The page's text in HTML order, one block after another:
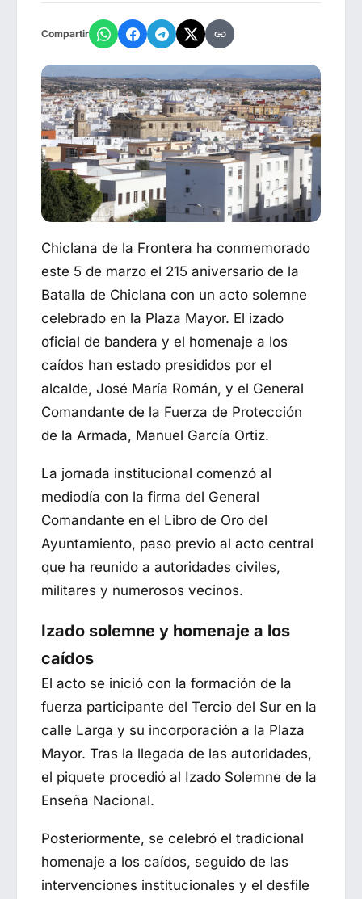
Compartir
Chiclana de la Frontera ha conmemorado
este 5 de marzo el 215 aniversario de la
Batalla de Chiclana con un acto solemne
celebrado en la Plaza Mayor. El izado
oficial de bandera y el homenaje a los
caídos han estado presididos por el
alcalde, José María Román, y el General
Comandante de la Fuerza de Protección
de la Armada, Manuel García Ortiz.
La jornada institucional comenzó al
mediodía con la firma del General
Comandante en el Libro de Oro del
Ayuntamiento, paso previo al acto central
que ha reunido a autoridades civiles,
militares y numerosos vecinos.
Izado solemne y homenaje a los
caídos
El acto se inició con la formación de la
fuerza participante del Tercio del Sur en la
calle Larga y su incorporación a la Plaza
Mayor. Tras la llegada de las autoridades,
el piquete procedió al Izado Solemne de la
Enseña Nacional.
Posteriormente, se celebró el tradicional
homenaje a los caídos, seguido de las
intervenciones institucionales y el desfile